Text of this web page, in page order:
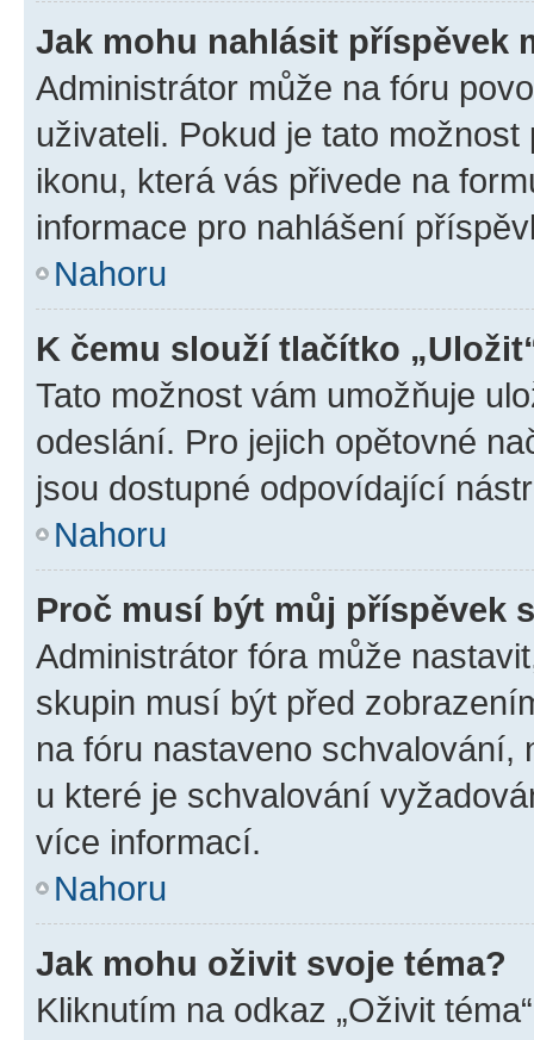
Jak mohu nahlásit příspěvek
Administrátor může na fóru
uživateli. Pokud je tato
ikonu, která vás přivede na
informace pro nahlášení
Nahoru
K čemu slouží tlačítko
Tato možnost vám umožňuje
odeslání. Pro jejich opětovné
jsou dostupné odpovídající
Nahoru
Proč musí být můj příspěvek
Administrátor fóra může
skupin musí být před
na fóru nastaveno schvalování,
u které je schvalování
více informací.
Nahoru
Jak mohu oživit svoje téma?
Kliknutím na odkaz „Oživit